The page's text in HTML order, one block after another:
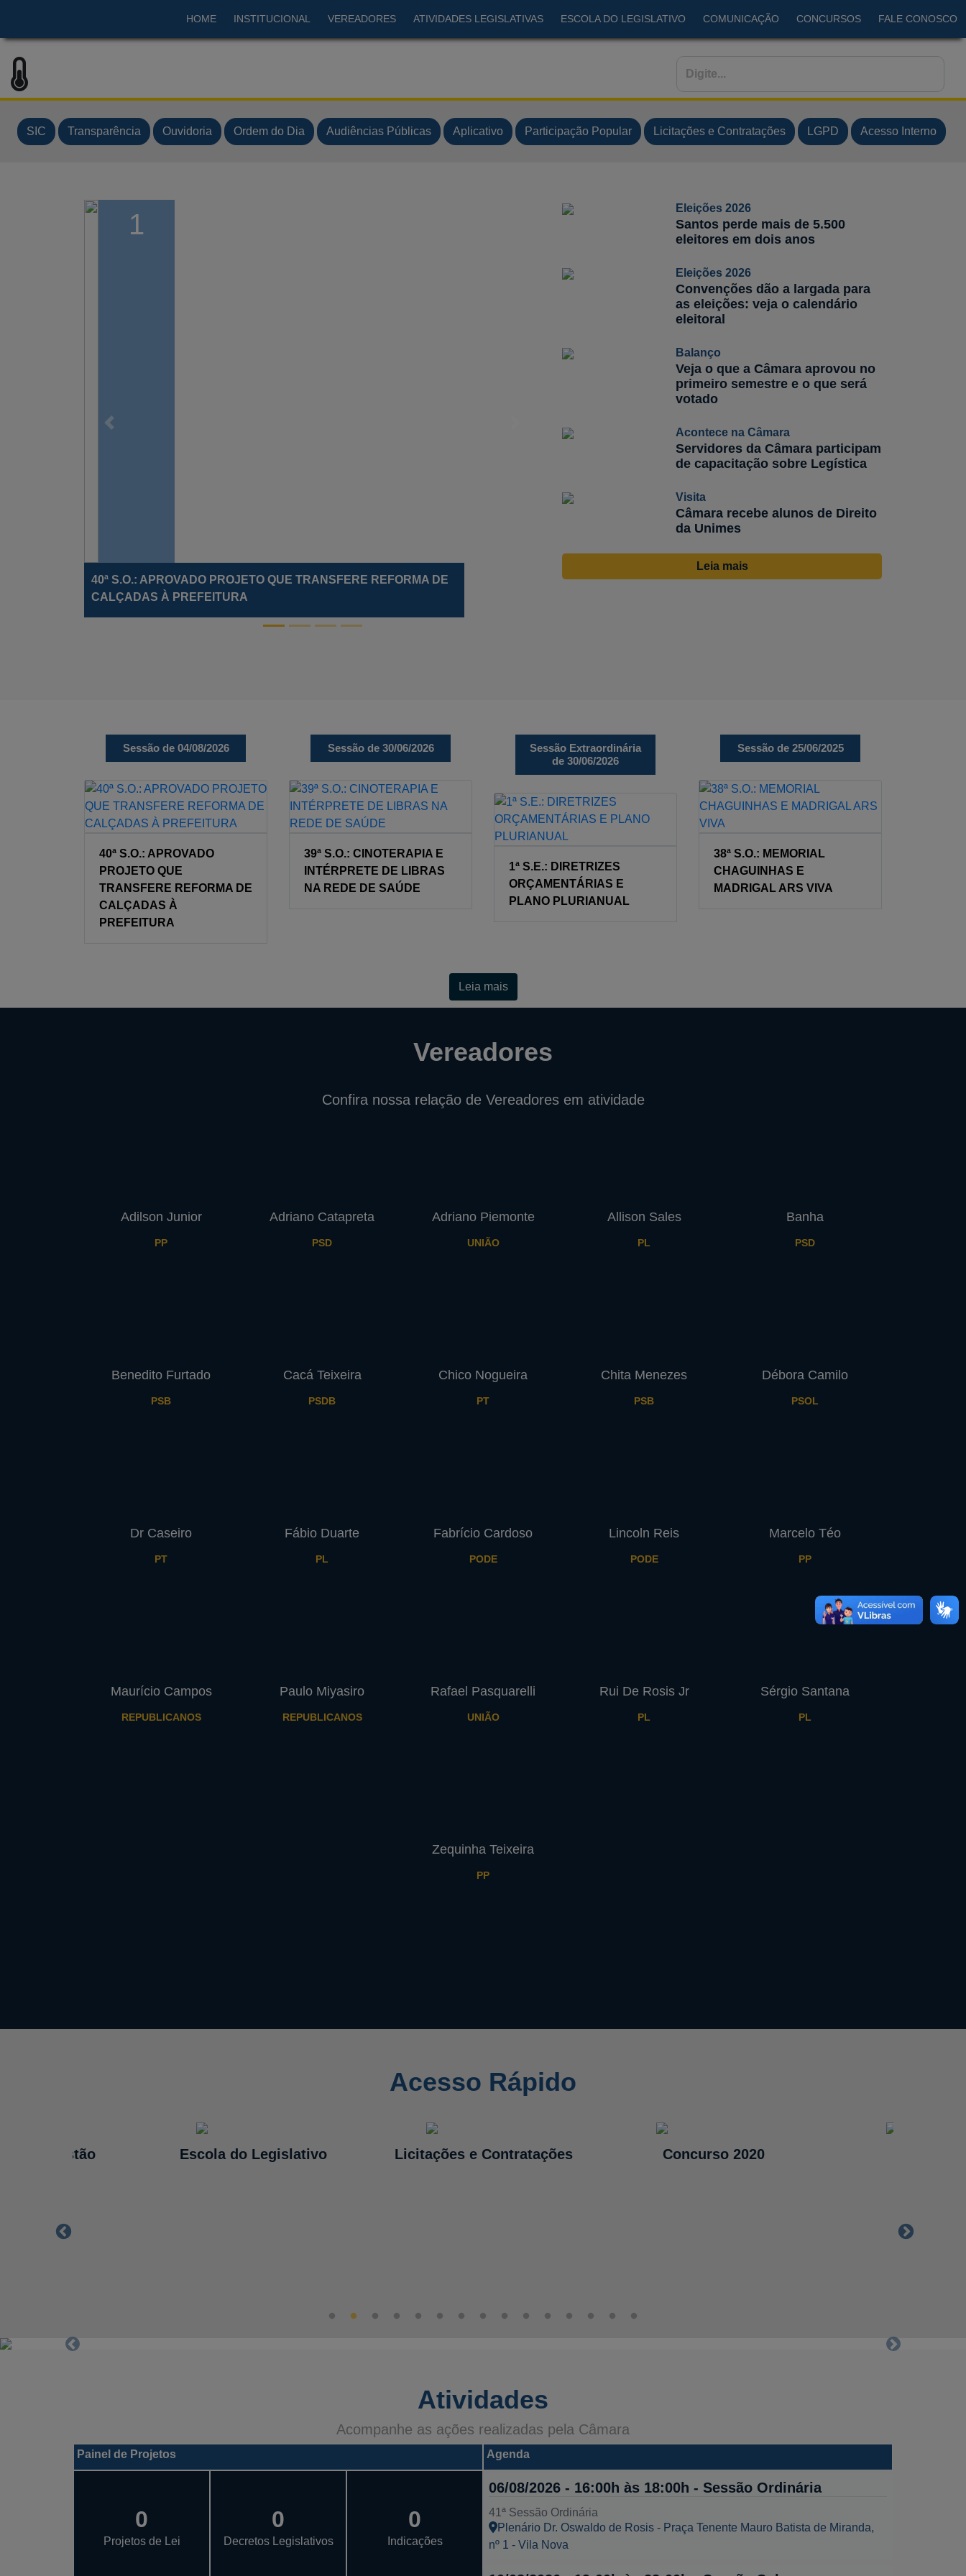
HOME INSTITUCIONAL VEREADORES ATIVIDADES LEGISLATIVAS ESCOLA DO LEGISLATIVO COMUNICAÇÃO CONCURSOS FALE CONOSCO
SIC Transparência Ouvidoria Ordem do Dia Audiências Públicas Aplicativo Participação Popular Licitações e Contratações LGPD Acesso Interno
2
Obras da nova sede da Escola do Legislativo alcançam 70% de
conclusão
Previous
Eleições 2026
Santos perde mais de 5.500
eleitores em dois anos
Eleições 2026
Convenções dão a largada para
as eleições: veja o calendário
eleitoral
Balanço
Veja o que a Câmara aprovou no
primeiro semestre e o que será
votado
Acontece na Câmara
Servidores da Câmara participam
de capacitação sobre Legística
Visita
Câmara recebe alunos de Direito
da Unimes
Leia mais
Sessão de 04/08/2026
40ª S.O.: APROVADO
PROJETO QUE
TRANSFERE REFORMA DE
CALÇADAS À
PREFEITURA
Sessão de 30/06/2026
39ª S.O.: CINOTERAPIA E
INTÉRPRETE DE LIBRAS
NA REDE DE SAÚDE
Sessão Extraordinária
de 30/06/2026
1ª S.E.: DIRETRIZES
ORÇAMENTÁRIAS E
PLANO PLURIANUAL
Sessão de 25/06/2025
38ª S.O.: MEMORIAL
CHAGUINHAS E
MADRIGAL ARS VIVA
Leia mais
Vereadores
Confira nossa relação de Vereadores em atividade
Adilson Junior
PP
Adriano Catapreta
PSD
Adriano Piemonte
UNIÃO
Allison Sales
PL
Banha
PSD
Benedito Furtado
PSB
Cacá Teixeira
PSDB
Chico Nogueira
PT
Chita Menezes
PSB
Débora Camilo
PSOL
Dr Caseiro
PT
Fábio Duarte
PL
Fabrício Cardoso
PODE
Lincoln Reis
PODE
Marcelo Téo
PP
Maurício Campos
REPUBLICANOS
Paulo Miyasiro
REPUBLICANOS
Rafael Pasquarelli
UNIÃO
Rui De Rosis Jr
PL
Sérgio Santana
PL
Zequinha Teixeira
PP
Acesso Rápido
de Gestão Escola do Legislativo Licitações e Contratações Concurso 2020
Previous Next
Atividades
Acompanhe as ações realizadas pela Câmara
Painel de Projetos
0
Projetos de Lei
0
Decretos Legislativos
0
Indicações
Agenda
06/08/2026 - 16:00h às 18:00h - Sessão Ordinária
41ª Sessão Ordinária
Plenário Dr. Oswaldo de Rosis - Praça Tenente Mauro Batista de Miranda,
nº 1 - Vila Nova